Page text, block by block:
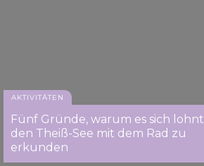
AKTIVITÄTEN
Fünf Gründe, warum es sich lohnt
den Theiß-See mit dem Rad zu
erkunden